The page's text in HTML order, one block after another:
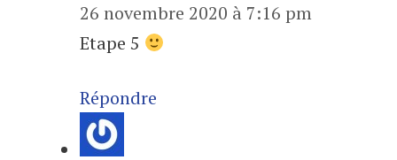
26 novembre 2020 à 7:16 pm
Etape 5
Répondre